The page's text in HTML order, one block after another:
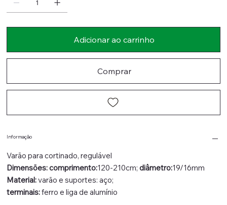
Adicionar ao carrinho
Comprar
Informação
Varão para cortinado, regulável
Dimensões: comprimento:120-210cm;diâmetro:19/16mm
Material:varão e suportes: aço;
terminais:ferro e liga de alumínio